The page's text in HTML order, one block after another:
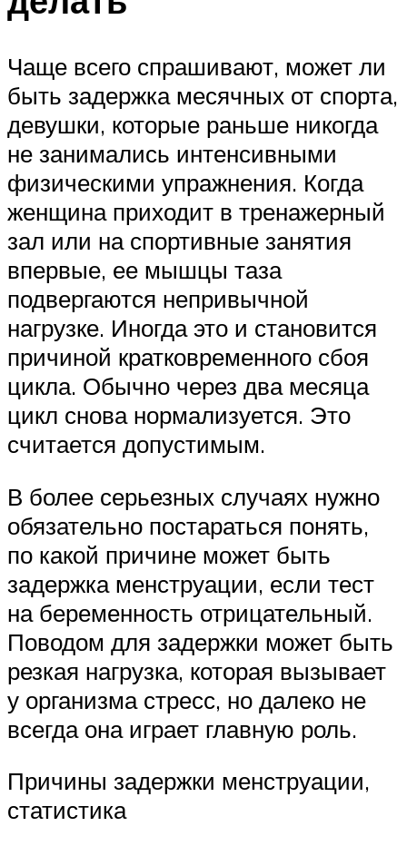
Чаще всего спрашивают, может ли
быть задержка месячных от спорта,
девушки, которые раньше никогда
не занимались интенсивными
физическими упражнения. Когда
женщина приходит в тренажерный
зал или на спортивные занятия
впервые, ее мышцы таза
подвергаются непривычной
нагрузке. Иногда это и становится
причиной кратковременного сбоя
цикла. Обычно через два месяца
цикл снова нормализуется. Это
считается допустимым.
В более серьезных случаях нужно
обязательно постараться понять,
по какой причине может быть
задержка менструации, если тест
на беременность отрицательный.
Поводом для задержки может быть
резкая нагрузка, которая вызывает
у организма стресс, но далеко не
всегда она играет главную роль.
Причины задержки менструации,
статистика